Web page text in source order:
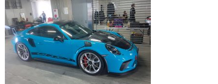
ル
ム
GiroDisc